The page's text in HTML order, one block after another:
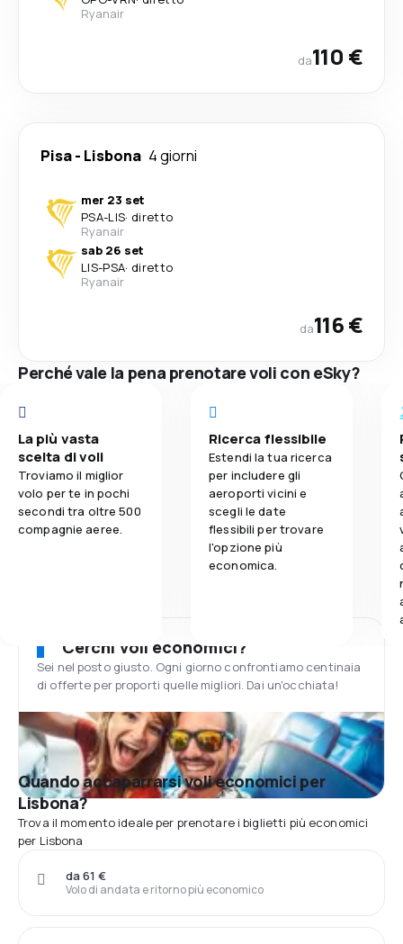
Ryanair
da110 €
Pisa- Lisbona 4 giorni
mer 23 set
PSA-LIS· diretto
Ryanair
sab 26 set
LIS-PSA· diretto
Ryanair
da116 €
Perché vale la pena prenotare voli con eSky?
La più vasta
scelta di voli
Troviamo il miglior
volo per te in pochi
secondi tra oltre 500
compagnie aeree.
Ricerca flessibile
Estendi la tua ricerca
per includere gli
aeroporti vicini e
scegli le date
flessibili per trovare
l'opzione più
economica.
Cerchi voli economici?
Sei nel posto giusto. Ogni giorno confrontiamo centinaia
di offerte per proporti quelle migliori. Dai un'occhiata!
Quando accaparrarsi voli economici per
Lisbona?
Trova il momento ideale per prenotare i biglietti più economici
per Lisbona
Volo di andata e ritorno più economico
da 61 €